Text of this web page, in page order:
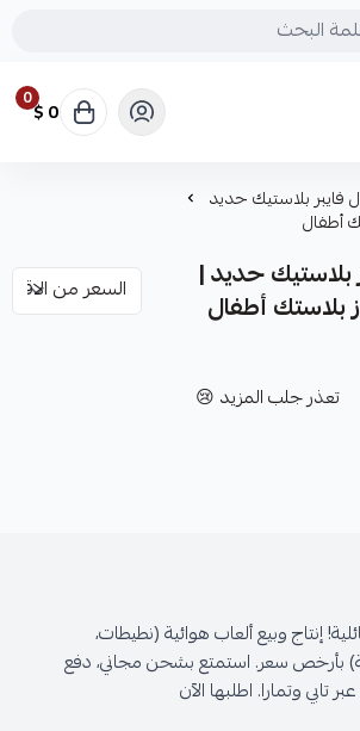
0 0 $
فايبر بلاستيك حديد
أطفال
بلاستيك حديد |
بلاستك أطفال
تعذر جلب المزيد 😢
إنتاج وبيع ألعاب هوائية (نطيطات،
بأرخص سعر. استمتع بشحن مجاني، دفع
تابي وتمارا. اطلبها الآن